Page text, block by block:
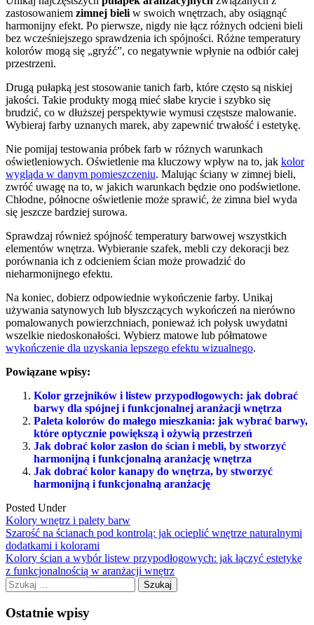
zastosowaniem zimnej bieliw swoich wnętrzach, aby osiągnąć
harmonijny efekt. Po pierwsze, nigdy nie łącz różnych odcieni bieli
bez wcześniejszego sprawdzenia ich spójności. Różne temperatury
kolorów mogą się „gryźć”, co negatywnie wpłynie na odbiór całej
przestrzeni.
Drugą pułapką jest stosowanie tanich farb, które często są niskiej
jakości. Takie produkty mogą mieć słabe krycie i szybko się
brudzić, co w dłuższej perspektywie wymusi częstsze malowanie.
Wybieraj farby uznanych marek, aby zapewnić trwałość i estetykę.
Nie pomijaj testowania próbek farb w różnych warunkach
oświetleniowych. Oświetlenie ma kluczowy wpływ na to, jak kolor
wygląda w danym pomieszczeniu. Malując ściany w zimnej bieli,
zwróć uwagę na to, w jakich warunkach będzie ono podświetlone.
Chłodne, północne oświetlenie może sprawić, że zimna biel wyda
się jeszcze bardziej surowa.
Sprawdzaj również spójność temperatury barwowej wszystkich
elementów wnętrza. Wybieranie szafek, mebli czy dekoracji bez
porównania ich z odcieniem ścian może prowadzić do
nieharmonijnego efektu.
Na koniec, dobierz odpowiednie wykończenie farby. Unikaj
używania satynowych lub błyszczących wykończeń na nierówno
pomalowanych powierzchniach, ponieważ ich połysk uwydatni
wszelkie niedoskonałości. Wybierz matowe lub półmatowe
wykończenie dla uzyskania lepszego efektu wizualnego.
Powiązane wpisy:
Kolor grzejników i listew przypodłogowych: jak dobrać
barwy dla spójnej i funkcjonalnej aranżacji wnętrza
Paleta kolorów do małego mieszkania: jak wybrać barwy,
które optycznie powiększą i ożywią przestrzeń
Jak dobrać kolor zasłon do ścian i mebli, by stworzyć
harmonijną i funkcjonalną aranżację wnętrza
Jak dobrać kolor kanapy do wnętrza, by stworzyć
harmonijną i funkcjonalną aranżację
Posted Under
Kolory wnętrz i palety barw
Post
navigation
Szarość na ścianach pod kontrolą: jak ocieplić wnętrze naturalnymi
dodatkami i kolorami
Kolory ścian a wybór listew przypodłogowych: jak łączyć estetykę
z funkcjonalnością w aranżacji wnętrz
Szukaj:
Ostatnie wpisy